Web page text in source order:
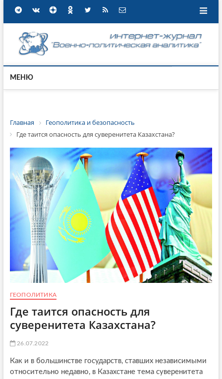
МЕНЮ
Главная
Геополитика и безопасность
Где таится опасность для суверенитета Казахстана?
ГЕОПОЛИТИКА
Где таится опасность для
суверенитета Казахстана?
26.07.2022
Как и в большинстве государств, ставших независимыми
относительно недавно, в Казахстане тема суверенитета